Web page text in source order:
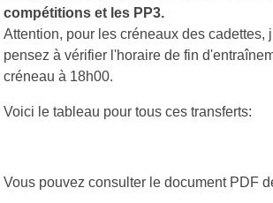
compétitions et les PP3.
Attention, pour les créneaux des cadettes,
pensez à vérifier l'horaire de fin
créneau à 18h00.
Voici le tableau pour tous ces transferts:
Vous pouvez consulter le document PDF